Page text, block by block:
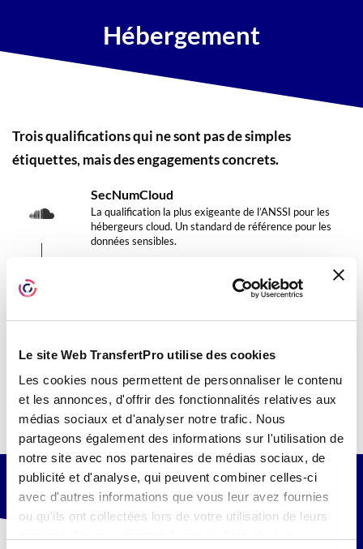
Le site Web TransfertPro utilise des cookies
Les cookies nous permettent de personnaliser le contenu
et les annonces, d'offrir des fonctionnalités relatives aux
médias sociaux et d'analyser notre trafic. Nous
partageons également des informations sur l'utilisation de
notre site avec nos partenaires de médias sociaux, de
publicité et d'analyse, qui peuvent combiner celles-ci
avec d'autres informations que vous leur avez fournies
ou qu'ils ont collectées lors de votre utilisation de leurs
Hébergement
Trois qualifications qui ne sont pas de simples
étiquettes, mais des engagements concrets.
SecNumCloud
La qualification la plus exigeante de l’ANSSI pour les
hébergeurs cloud. Un standard de référence pour les
données sensibles.
HDS — Hébergeur de Données de Santé
de santéà caractère personnel en France.
TISAX — Trusted Information Security
Assessment Exchange
Standard de sécurité de l’information reconnu dans
l’industrie automobile et au-delà, garantissant la
Certification ISO